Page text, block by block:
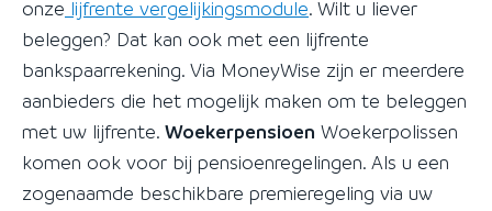
onze lijfrente vergelijkingsmodule. Wilt u liever
beleggen? Dat kan ook met een lijfrente
bankspaarrekening. Via MoneyWise zijn er meerdere
aanbieders die het mogelijk maken om te beleggen
met uw lijfrente. Woekerpensioen Woekerpolissen
komen ook voor bij pensioenregelingen. Als u een
zogenaamde beschikbare premieregeling via uw